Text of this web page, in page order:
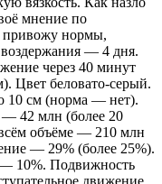
мнение по
привожу нормы,
воздержания — 4 дня.
через 40 минут
Цвет беловато-серый.
10 см (норма — нет).
— 42 млн (более 20
объёме — 210 млн
— 29% (более 25%).
10%. Подвижность
движение